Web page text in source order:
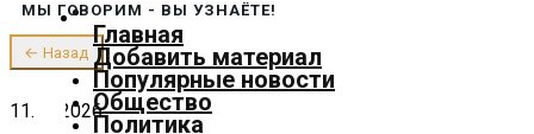
Культура
Предложить новость
О нас
Главная
Добавить материал
Популярные новости
Общество
Политика
МЫ ГОВОРИМ - ВЫ УЗНАЁТЕ!
← Назад
11.06.2026